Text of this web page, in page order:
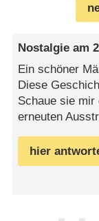
Nostalgie am
Ein schöner
Diese
Schaue sie mir
erneuten
hier